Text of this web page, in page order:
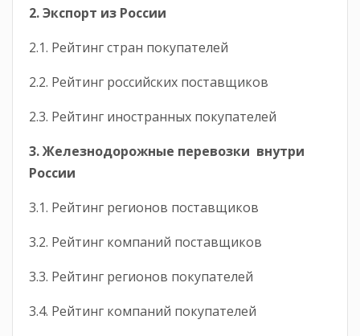
2. Экспорт из России
2.1. Рейтинг стран покупателей
2.2. Рейтинг российских поставщиков
2.3. Рейтинг иностранных покупателей
3. Железнодорожные перевозки внутри
России
3.1. Рейтинг регионов поставщиков
3.2. Рейтинг компаний поставщиков
3.3. Рейтинг регионов покупателей
3.4. Рейтинг компаний покупателей